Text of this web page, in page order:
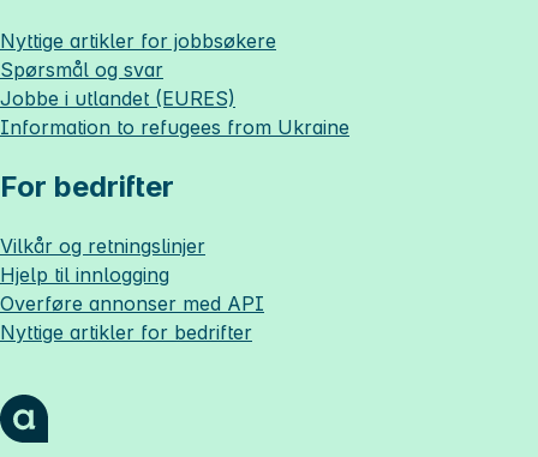
Nyttige artikler for jobbsøkere
Spørsmål og svar
Jobbe i utlandet (EURES)
Information to refugees from Ukraine
For bedrifter
Vilkår og retningslinjer
Hjelp til innlogging
Overføre annonser med API
Nyttige artikler for bedrifter